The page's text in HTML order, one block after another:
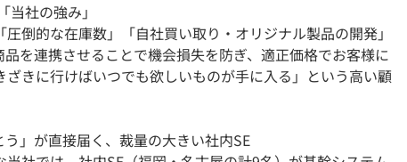
社の強み」
倒的な在庫数」「自社買い取り・オリジナル製品の開発」
を連携させることで機会損失を防ぎ、適正価格でお客様に
きに行けばいつでも欲しいものが手に入る」という高い顧
」が直接届く、裁量の大きい社内SE